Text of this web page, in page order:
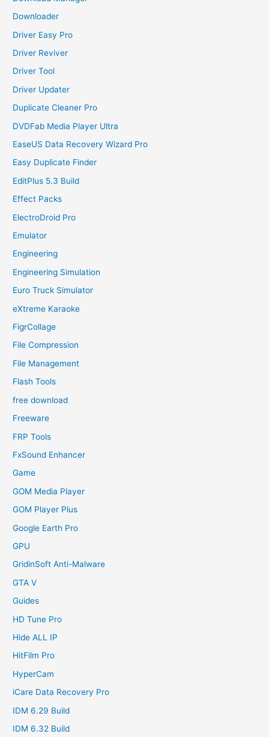
Downloader
Driver Easy Pro
Driver Reviver
Driver Tool
Driver Updater
Duplicate Cleaner Pro
DVDFab Media Player Ultra
EaseUS Data Recovery Wizard Pro
Easy Duplicate Finder
EditPlus 5.3 Build
Effect Packs
ElectroDroid Pro
Emulator
Engineering
Engineering Simulation
Euro Truck Simulator
eXtreme Karaoke
FigrCollage
File Compression
File Management
Flash Tools
free download
Freeware
FRP Tools
FxSound Enhancer
Game
GOM Media Player
GOM Player Plus
Google Earth Pro
GPU
GridinSoft Anti-Malware
GTA V
Guides
HD Tune Pro
Hide ALL IP
HitFilm Pro
HyperCam
iCare Data Recovery Pro
IDM 6.29 Build
IDM 6.32 Build